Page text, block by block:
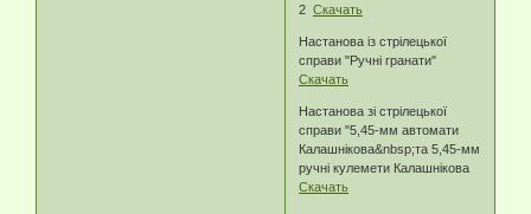
2Скачать
Настанова із стрілецької
справи "Ручні гранати"
Скачать
Настанова зі стрілецької
справи "5,45-мм автомати
Калашнікова&nbsp;та 5,45-мм
ручні кулемети Калашнікова
Скачать